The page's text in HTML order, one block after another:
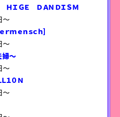
ＨＩＧＥ ＤＡＮＤＩＳＭ
〜
ｍｅｎｓｃｈ］
〜
婦～
〜
１０Ｎ
〜